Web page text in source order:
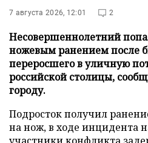
7 августа 2026, 12:01 2
Несовершеннолетний
ножевым ранением после
переросшего в уличную
российской столицы,
городу.
Подросток получил
на нож, в ходе инцидента